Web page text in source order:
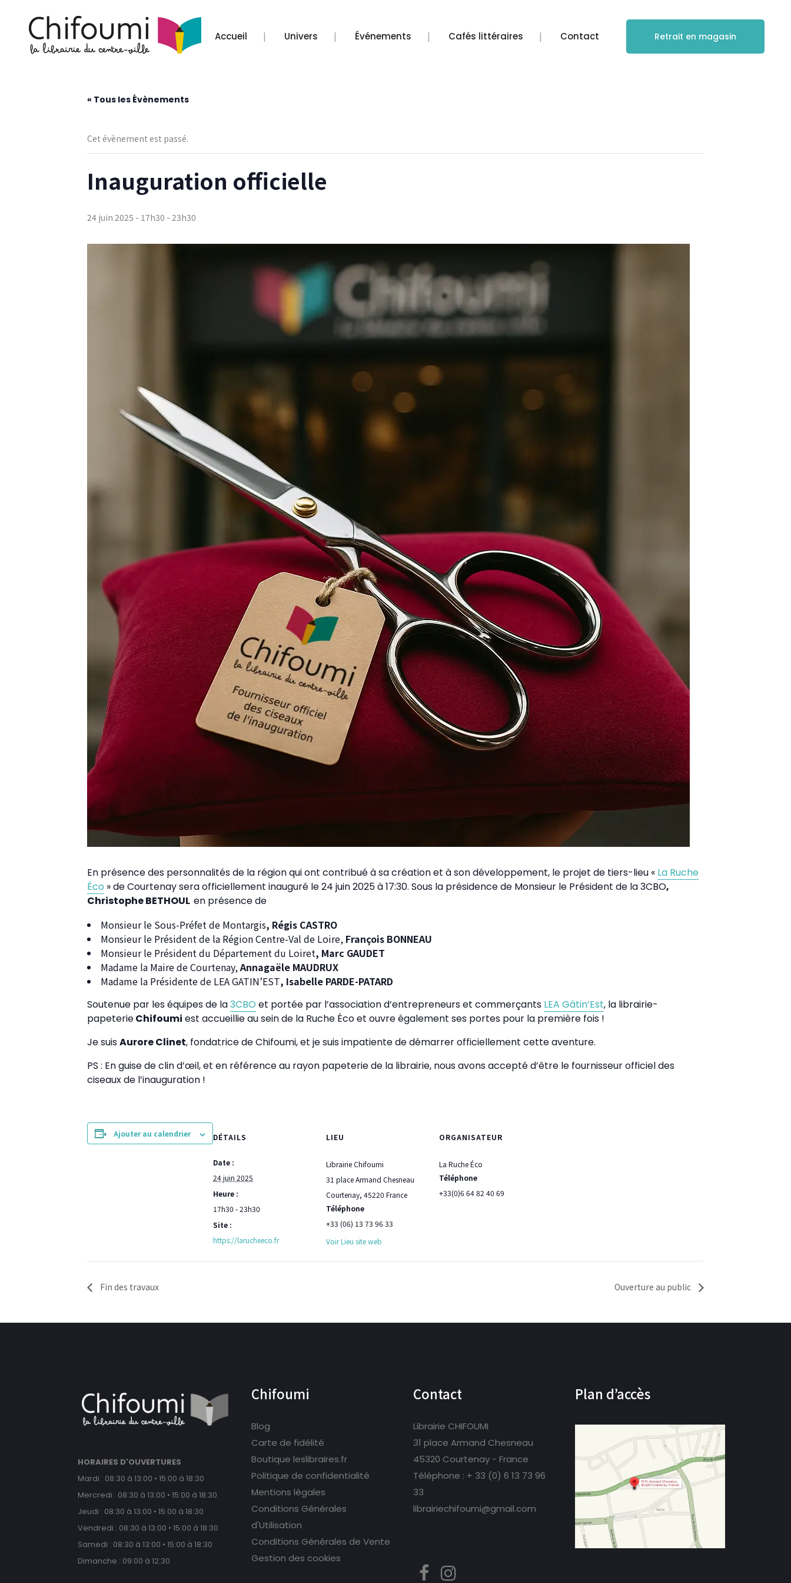
Retrait en magasin
Accueil Univers Événements Cafés littéraires Contact
Les événements de CHIFOUMI
« Tous les Évènements
Cet évènement est passé.
Inauguration officielle
24 juin 2025 - 17h30 - 23h30
En présence des personnalités de la région qui ont contribué à sa création et à son développement, le projet de tiers-lieu « La Ruche
Éco » de Courtenay sera officiellement inauguré le 24 juin 2025 à 17:30. Sous la présidence de Monsieur le Président de la 3CBO,
Christophe BETHOUL en présence de
Monsieur le Sous-Préfet de Montargis, Régis CASTRO
Monsieur le Président de la Région Centre-Val de Loire, François BONNEAU
Monsieur le Président du Département du Loiret, Marc GAUDET
Madame la Maire de Courtenay,Annagaële MAUDRUX
Madame la Présidente de LEA GATIN’EST, Isabelle PARDE-PATARD
Soutenue par les équipes de la3CBO et portée par l’association d’entrepreneurs et commerçants LEA Gâtin’Est, la librairie-
papeterieChifoumi est accueillie au sein de la Ruche Éco et ouvre également ses portes pour la première fois !
Je suisAurore Clinet, fondatrice de Chifoumi, et je suis impatiente de démarrer officiellement cette aventure.
PS : En guise de clin d’œil, et en référence au rayon papeterie de la librairie, nous avons accepté d’être le fournisseur officiel des
ciseaux de l’inauguration !
Ajouter au calendrier DÉTAILS
Date :
24 juin 2025
Heure :
17h30 - 23h30
Site :
https://larucheeco.fr
LIEU
Librairie Chifoumi
31 place Armand Chesneau
Courtenay, 45220 France
Téléphone
+33 (06) 13 73 96 33
Voir Lieu site web
ORGANISATEUR
La Ruche Éco
Téléphone
+33(0)6 64 82 40 69
Fin des travaux Ouverture au public
HORAIRES D'OUVERTURES
Mardi : 08:30 à 13:00 • 15:00 à 18:30
Mercredi : 08:30 à 13:00 • 15:00 à 18:30
Jeudi : 08:30 à 13:00 • 15:00 à 18:30
Vendredi : 08:30 à 13:00 • 15:00 à 18:30
Samedi : 08:30 à 13:00 • 15:00 à 18:30
Dimanche : 09:00 à 12:30
Chifoumi
Blog
Carte de fidélité
Boutique leslibraires.fr
Politique de confidentialité
Mentions légales
Conditions Générales
d'Utilisation
Conditions Générales de Vente
Gestion des cookies
Contact
Librairie CHIFOUMI
31 place Armand Chesneau
45320 Courtenay - France
Téléphone : + 33 (0) 6 13 73 96
33
librairiechifoumi@gmail.com
Plan d’accès